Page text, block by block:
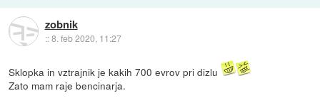
zobnik
::8. feb 2020, 11:27
Sklopka in vztrajnik je kakih 700 evrov pri dizlu
Zato mam raje bencinarja.